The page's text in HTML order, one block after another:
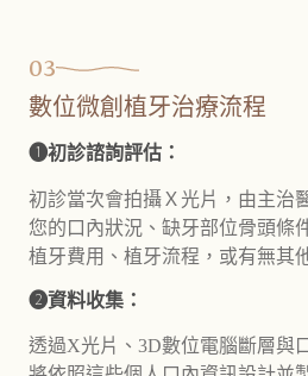
03
數位微創植牙治療流程
❶初診諮詢評估：
初診當次會拍攝Ｘ光片，由主治
您的口內狀況、缺牙部位骨頭條
植牙費用、植牙流程，或有無其
❷資料收集：
透過X光片、3D數位電腦斷層與